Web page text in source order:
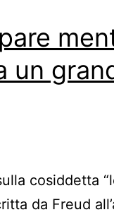
un
cosiddetta
da Freud